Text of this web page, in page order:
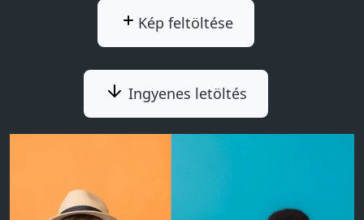
Kép feltöltése
Ingyenes letöltés